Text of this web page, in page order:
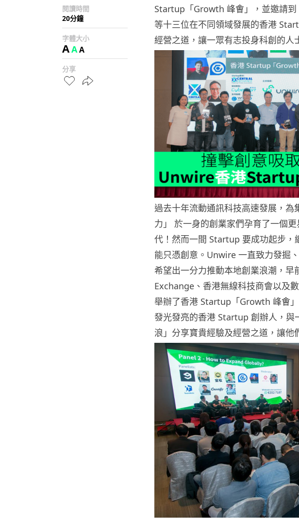
閱讀時間
20分鐘
字體大小
AAA
分享
Startup「Growth 峰㑹」，並邀請
等十三位在不同領域發展的香港
經營之道，讓一眾有志投身科創的人
過去十年流動通訊科技高速發展，為
力」 於一身的創業家們孕育了一個
代！然而一間 Startup 要成功起步，
能只憑創意。Unwire 一直致力發掘
希望出一分力推動本地創業浪潮，
Exchange、香港無線科技商會以及
舉辦了香港 Startup「Growth 峰㑹
發光發亮的香港 Startup 創辦人，
浪」分享寶貴經驗及經營之道，讓他